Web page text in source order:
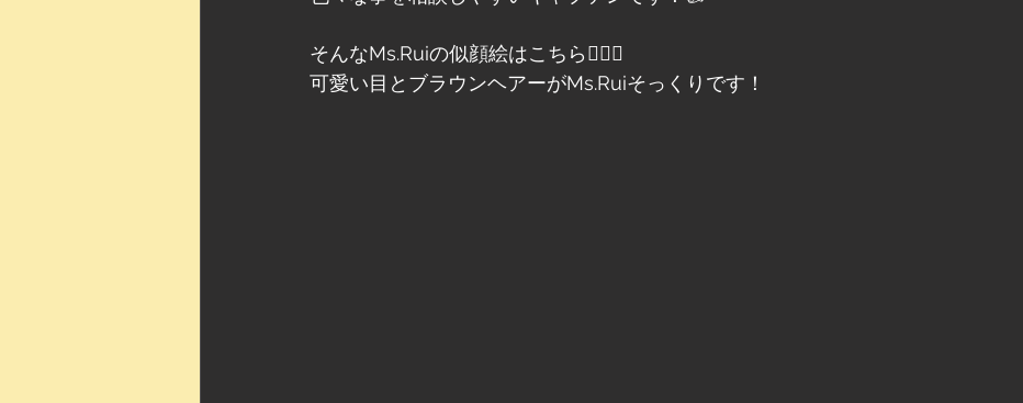
そんなMs.Ruiの似顔絵はこちら💁‍♀️✨
可愛い目とブラウンヘアーがMs.Ruiそっくりです！